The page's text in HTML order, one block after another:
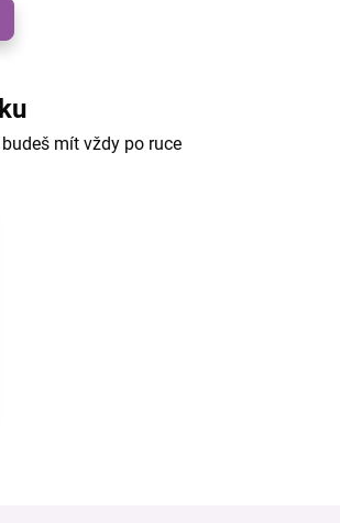
mít vždy po ruce